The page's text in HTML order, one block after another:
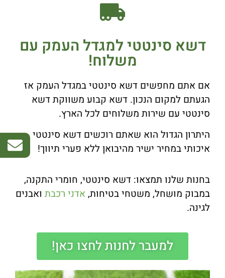
דשא סינטטי למגדל העמק עם
משלוח!
אם אתם מחפשים דשא סינטטי במגדל העמק אז
הגעתם למקום הנכון. דשא קבוע משווקת דשא
סינטטי עם שירות משלוחים לכל הארץ.
היתרון הגדול הוא שאתם רוכשים דשא סינטטי
איכותי במחיר ישיר מהיבואן ללא פערי תיווך!
בחנות שלנו תמצאו: דשא סינטטי, חומרי התקנה,
במבוק מושחל, משטחי בטיחות, אדני רכבת ואבנים
לגינה.
למעבר לחנות לחצו כאן!